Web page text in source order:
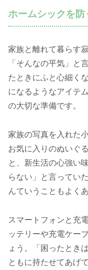
ホームシックを
家族と離れて暮らす
「そんなの平気」と
たときにふと心細く
になるようなアイテ
の大切な準備です。
家族の写真を入れた
お気に入りのぬいぐ
と、新生活の心強い
らない」と言ってい
んていうこともよく
スマートフォンと充
ッテリーや充電ケー
ょう。「困ったとき
ともに持たせてあげ